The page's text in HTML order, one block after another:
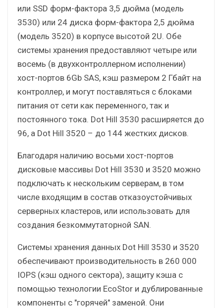
или SSD форм-фактора 3,5 дюйма (модель
3530) или 24 диска форм-фактора 2,5 дюйма
(модель 3520) в корпусе высотой 2U. Обе
системы хранения предоставляют четыре или
восемь (в двухконтроллерном исполнении)
хост-портов 6Gb SAS, кэш размером 2 Гбайт на
контроллер, и могут поставляться с блоками
питания от сети как переменного, так и
постоянного тока. Dot Hill 3530 расширяется до
96, а Dot Hill 3520 – до 144 жестких дисков.
Благодаря наличию восьми хост-портов
дисковые массивы Dot Hill 3530 и 3520 можно
подключать к нескольким серверам, в том
числе входящим в состав отказоустойчивых
серверных кластеров, или использовать для
создания безкоммутаторной SAN.
Системы хранения данных Dot Hill 3530 и 3520
обеспечивают производительность в 260 000
IOPS (кэш одного сектора), защиту кэша с
помощью технологии EcoStor и дублированные
компоненты с "горячей" заменой. Они